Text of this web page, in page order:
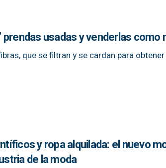
usadas y venderlas como
que se filtran y se cardan para
y ropa alquilada: el nuevo
de la moda